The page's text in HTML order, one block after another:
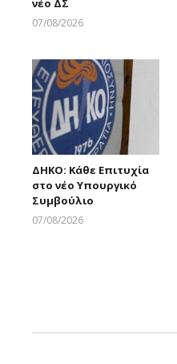
νέο ΔΣ
07/08/2026
ΔΗΚΟ: Κάθε Επιτυχία
στο νέο Υπουργικό
Συμβούλιο
07/08/2026